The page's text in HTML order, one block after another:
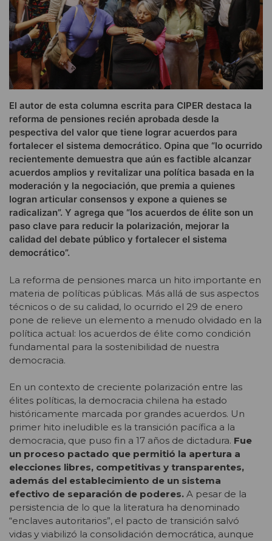
El autor de esta columna escrita para CIPER destaca la
reforma de pensiones recién aprobada desde la
pespectiva del valor que tiene lograr acuerdos para
fortalecer el sistema democrático. Opina que “lo ocurrido
recientemente demuestra que aún es factible alcanzar
acuerdos amplios y revitalizar una política basada en la
moderación y la negociación, que premia a quienes
logran articular consensos y expone a quienes se
radicalizan”. Y agrega que “los acuerdos de élite son un
paso clave para reducir la polarización, mejorar la
calidad del debate público y fortalecer el sistema
democrático”.
La reforma de pensiones marca un hito importante en
materia de políticas públicas. Más allá de sus aspectos
técnicos o de su calidad, lo ocurrido el 29 de enero
pone de relieve un elemento a menudo olvidado en la
política actual: los acuerdos de élite como condición
fundamental para la sostenibilidad de nuestra
democracia.
En un contexto de creciente polarización entre las
élites políticas, la democracia chilena ha estado
históricamente marcada por grandes acuerdos. Un
primer hito ineludible es la transición pacífica a la
democracia, que puso fin a 17 años de dictadura. Fue
un proceso pactado que permitió la apertura a
elecciones libres, competitivas y transparentes,
además del establecimiento de un sistema
efectivo de separación de poderes. A pesar de la
persistencia de lo que la literatura ha denominado
“enclaves autoritarios”, el pacto de transición salvó
vidas y viabilizó la consolidación democrática, aunque